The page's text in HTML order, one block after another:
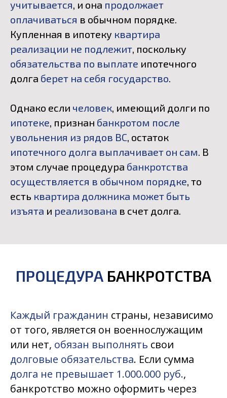
учитывается, и она продолжает
оплачиваться в обычном порядке.
Купленная в ипотеку квартира
реализации не подлежит, поскольку
обязательства по выплате ипотечного
долга берет на себя государство.
Однако если человек, имеющий долги по
ипотеке, признан банкротом после
увольнения из рядов ВС, остаток
ипотечного долга выплачивает он сам. В
этом случае процедура банкротства
осуществляется в обычном порядке, то
есть квартира должника может быть
изъята и реализована в счет долга.
ПРОЦЕДУРА БАНКРОТСТВА
Каждый гражданин страны, независимо
от того, является он военнослужащим
или нет, обязан выполнять свои
долговые обязательства. Если сумма
долга не превышает 1.000.000 руб.,
банкротство можно оформить через